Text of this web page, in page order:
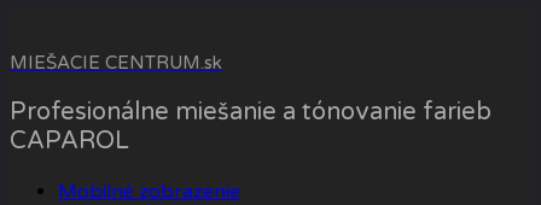
content
MIEŠACIE CENTRUM.sk
Profesionálne miešanie a tónovanie farieb
CAPAROL
Mobilné zobrazenie